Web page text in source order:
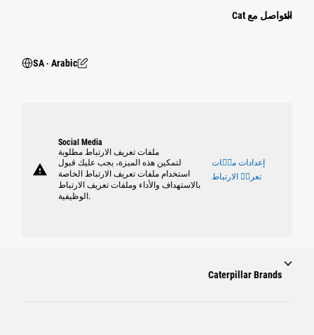
التواصل مع Cat
SA ‧ Arabic
warning
Social Media
ملفات تعريف الارتباط مطلوبة
لتمكين هذه الميزة، يجب عليك قبول
استخدام ملفات تعريف الارتباط الخاصة
بالاستهداف والأداء وملفات تعريف الارتباط
الوظيفية.
إعدادات ملٝات
تعريٝ الارتباط
Caterpillar Brands